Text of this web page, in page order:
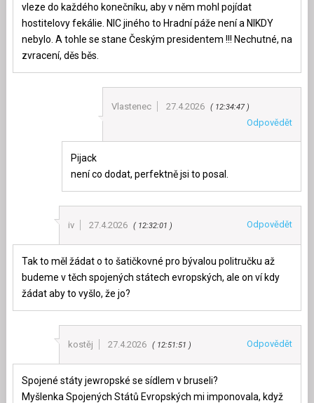
vleze do každého konečníku, aby v něm mohl pojídat
hostitelovy fekálie. NIC jiného to Hradní páže není a NIKDY
nebylo. A tohle se stane Českým presidentem !!! Nechutné, na
zvracení, děs běs.
Vlastenec 27.4.2026 12:34:47
Odpovědět
Pijack
není co dodat, perfektně jsi to posal.
iv 27.4.2026 12:32:01 Odpovědět
Tak to měl žádat o to šatičkovné pro bývalou politručku až
budeme v těch spojených státech evropských, ale on ví kdy
žádat aby to vyšlo, že jo?
kostěj 27.4.2026 12:51:51 Odpovědět
Spojené státy jewropské se sídlem v bruseli?
Myšlenka Spojených Států Evropských mi imponovala, když